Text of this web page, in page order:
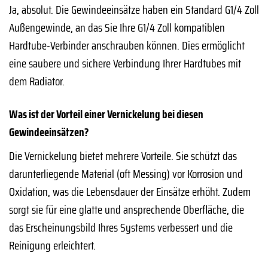
Ja, absolut. Die Gewindeeinsätze haben ein Standard G1/4 Zoll
Außengewinde, an das Sie Ihre G1/4 Zoll kompatiblen
Hardtube-Verbinder anschrauben können. Dies ermöglicht
eine saubere und sichere Verbindung Ihrer Hardtubes mit
dem Radiator.
Was ist der Vorteil einer Vernickelung bei diesen
Gewindeeinsätzen?
Die Vernickelung bietet mehrere Vorteile. Sie schützt das
darunterliegende Material (oft Messing) vor Korrosion und
Oxidation, was die Lebensdauer der Einsätze erhöht. Zudem
sorgt sie für eine glatte und ansprechende Oberfläche, die
das Erscheinungsbild Ihres Systems verbessert und die
Reinigung erleichtert.